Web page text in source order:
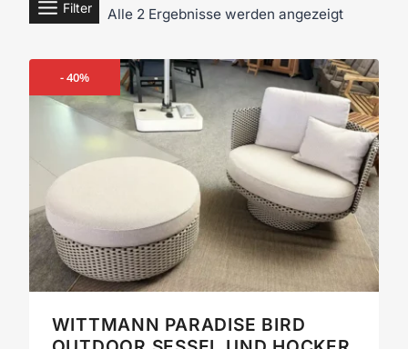
Filter Alle 2 Ergebnisse werden angezeigt
- 40%
WITTMANN PARADISE BIRD